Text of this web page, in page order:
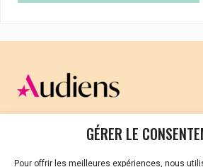
GÉRER LE
Pour offrir les meilleures expériences, nous
CELLULE D’ÉCOUTE ET DE SOUTIEN